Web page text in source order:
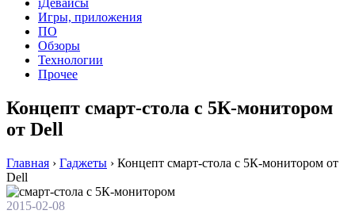
iДевайсы
Игры, приложения
ПО
Обзоры
Технологии
Прочее
Концепт смарт-стола с 5К-монитором
от Dell
Главная › Гаджеты › Концепт смарт-стола с 5К-монитором от
Dell
2015-02-08